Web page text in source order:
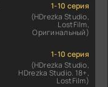
1-10 серия
(HDrezka Studio,
LostFilm,
Оригинальный)
1-10 серия
(HDrezka Studio,
HDrezka Studio. 18+,
LostFilm)